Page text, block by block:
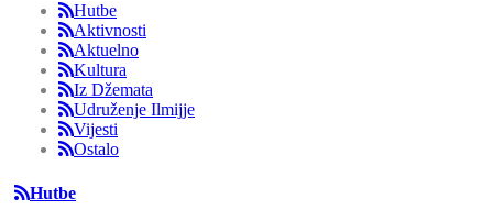
Hutbe
Aktivnosti
Aktuelno
Kultura
Iz Džemata
Udruženje Ilmijje
Vijesti
Ostalo
Hutbe